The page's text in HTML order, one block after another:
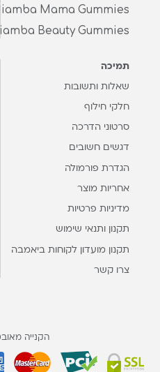
Mama Gummies
Beauty Gummies
תמיכה
שאלות ותשובות
חלקי חילוף
סרטוני הדרכה
דגשים חשובים
הגדרת פורמולה
אחריות מוצר
מדיניות פרטיות
תקנון ותנאי שימוש
תקנון מועדון לקוחות ביאמבה
צרו קשר
הקנייה